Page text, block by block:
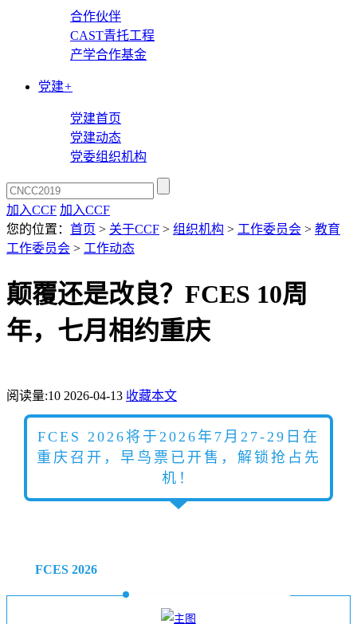
合作伙伴
CAST青托工程
产学合作基金
党建+
党建首页
党建动态
党委组织机构
加入CCF 加入CCF
您的位置： 首页 > 关于CCF > 组织机构 > 工作委员会 > 教育
工作委员会 > 工作动态
颠覆还是改良？FCES 10周
年，七月相约重庆
阅读量:10 2026-04-13 收藏本文
FCES 2026将于2026年7月27-29日在
重庆召开，早鸟票已开售，解锁抢占先
机！
FCES 2026